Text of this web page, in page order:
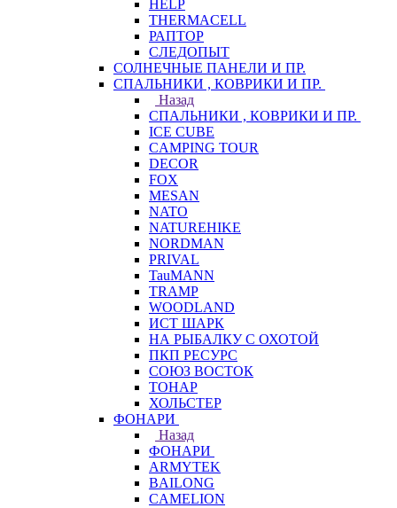
HELP
THERMACELL
РАПТОР
СЛЕДОПЫТ
СОЛНЕЧНЫЕ ПАНЕЛИ И ПР.
СПАЛЬНИКИ , КОВРИКИ И ПР.
Назад
СПАЛЬНИКИ , КОВРИКИ И ПР.
ICE CUBE
CAMPING TOUR
DECOR
FOX
MESAN
NATO
NATUREHIKE
NORDMAN
PRIVAL
TauMANN
TRAMP
WOODLAND
ИСТ ШАРК
НА РЫБАЛКУ С ОХОТОЙ
ПКП РЕСУРС
СОЮЗ ВОСТОК
ТОНАР
ХОЛЬСТЕР
ФОНАРИ
Назад
ФОНАРИ
ARMYTEK
BAILONG
CAMELION